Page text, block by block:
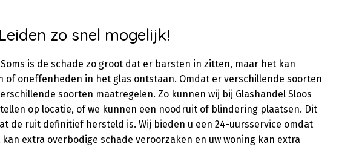
zo snel mogelijk!
is de schade zo groot dat er barsten in zitten, maar het kan
of oneffenheden in het glas ontstaan. Omdat er verschillende soorten
soorten maatregelen. Zo kunnen wij bij Glashandel Sloos
op locatie, of we kunnen een noodruit of blindering plaatsen. Dit
de ruit definitief hersteld is. Wij bieden u een 24-uursservice omdat
extra overbodige schade veroorzaken en uw woning kan extra